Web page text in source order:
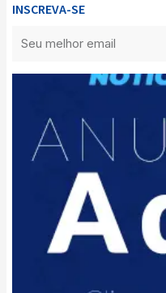
INSCREVA-SE